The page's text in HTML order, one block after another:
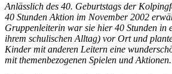
Anlässlich des 40. Geburtstags der
40 Stunden Aktion im November 2002
Gruppenleiterin war sie hier 40 Stunden in
ihrem schulischen Alltag) vor Ort und
Kinder mit anderen Leitern eine
mit themenbezogenen Spielen und Aktionen.